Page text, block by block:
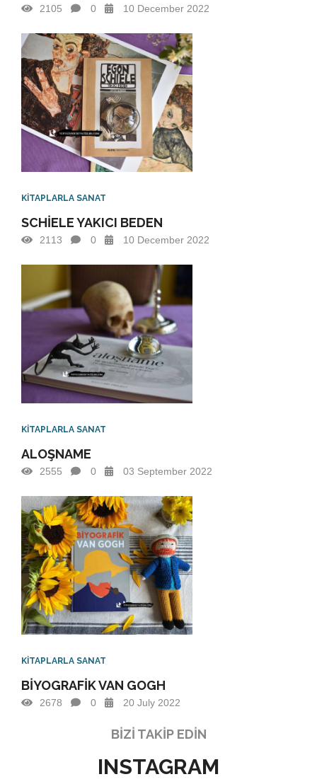
2105 0 10 December 2022
KİTAPLARLA SANAT
SCHİELE YAKICI BEDEN
2113 0 10 December 2022
KİTAPLARLA SANAT
ALOŞNAME
2555 0 03 September 2022
KİTAPLARLA SANAT
BİYOGRAFİK VAN GOGH
2678 0 20 July 2022
BIZI TAKIP EDIN
INSTAGRAM